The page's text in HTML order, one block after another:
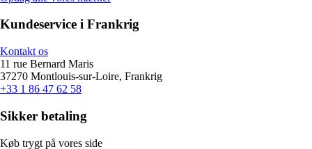
Kundeservice i Frankrig
Kontakt os
11 rue Bernard Maris
37270 Montlouis-sur-Loire, Frankrig
+33 1 86 47 62 58
Sikker betaling
Køb trygt på vores side